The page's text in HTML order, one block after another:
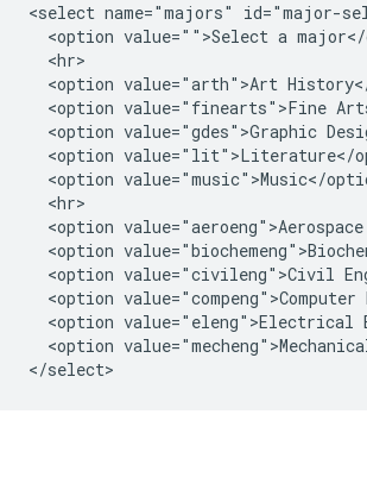
<select name="majors" id="major-
<option value="">Select a
  <hr>
<option value="arth">Art
<option value="finearts">Fine
<option value="gdes">Graphic
<option value="lit">Literature</
<option value="music">Music</
  <hr>
<option
<option
<option value="civileng">Civil
<option value="compeng">Computer
<option value="eleng">Electrical
<option